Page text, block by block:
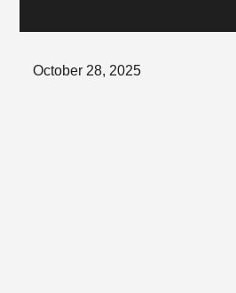
Posted
October 28, 2025